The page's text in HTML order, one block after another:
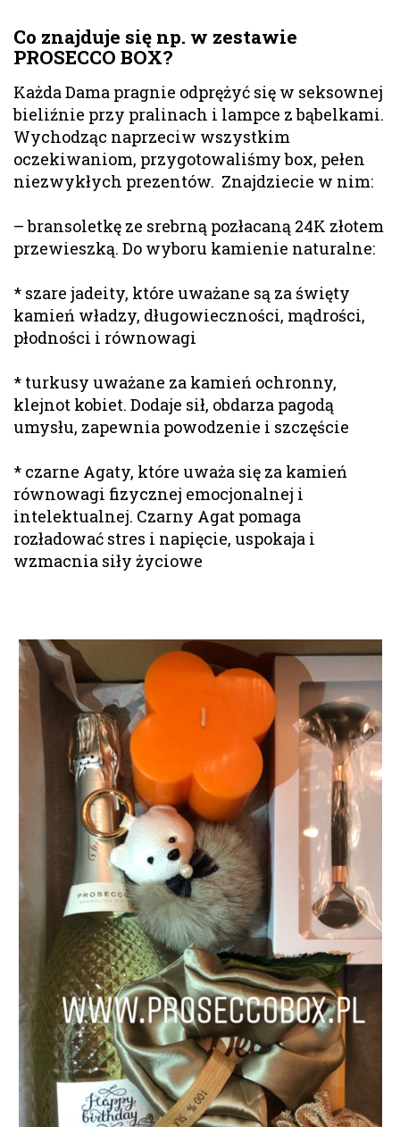
Co znajduje się np. w zestawie
PROSECCO BOX?
Każda Dama pragnie odprężyć się w seksownej
bieliźnie przy pralinach i lampce z bąbelkami.
Wychodząc naprzeciw wszystkim
oczekiwaniom, przygotowaliśmy box, pełen
niezwykłych prezentów. Znajdziecie w nim:
– bransoletkę ze srebrną pozłacaną 24K złotem
przewieszką. Do wyboru kamienie naturalne:
* szare jadeity, które uważane są za święty
kamień władzy, długowieczności, mądrości,
płodności i równowagi
* turkusy uważane za kamień ochronny,
klejnot kobiet. Dodaje sił, obdarza pagodą
umysłu, zapewnia powodzenie i szczęście
* czarne Agaty, które uważa się za kamień
równowagi fizycznej emocjonalnej i
intelektualnej. Czarny Agat pomaga
rozładować stres i napięcie, uspokaja i
wzmacnia siły życiowe